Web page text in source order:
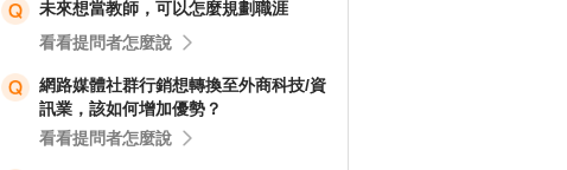
未來想當教師，可以怎麼規劃職涯
看看提問者怎麼說
網路媒體社群行銷想轉換至外商科技/資
訊業，該如何增加優勢？
看看提問者怎麼說